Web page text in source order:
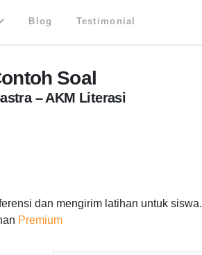
Blog Testimonial
Soal
– AKM Literasi
dan mengirim latihan untuk siswa.
Premium